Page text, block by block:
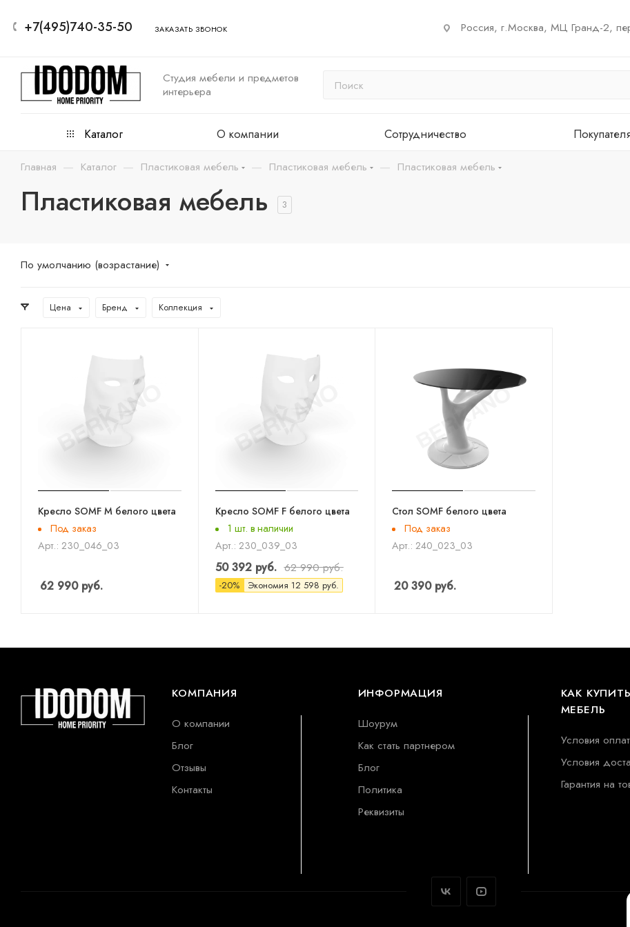
+7(495)740-35-50 ЗАКАЗАТЬ ЗВОНОК Россия, г.Москва, МЦ Гранд-2,
Студия мебели и предметов
интерьера
Каталог О компании Сотрудничество
Главная — Каталог — Пластиковая мебель — Пластиковая мебель — Пластиковая мебель
Пластиковая мебель 3
По умолчанию (возрастание)
Цена Бренд Коллекция
Кресло SOMF M белого цвета
Под заказ
Арт.: 230_046_03
62 990руб.
Кресло SOMF F белого цвета
1 шт. в наличии
Арт.: 230_039_03
50 392руб. 62 990руб.
-20% Экономия 12 598 руб.
Стол SOMF белого цвета
Под заказ
Арт.: 240_023_03
20 390руб.
КОМПАНИЯ
О компании
Блог
Отзывы
Контакты
ИНФОРМАЦИЯ
Шоурум
Как стать партнером
Блог
Политика
Реквизиты
КАК КУПИТЬ
МЕБЕЛЬ
Условия
Условия
Гарантия на